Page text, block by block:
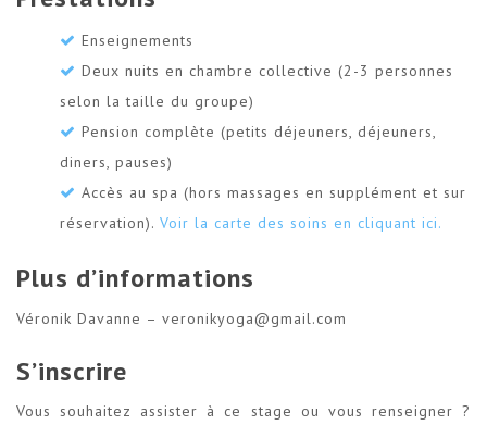
Enseignements
Deux nuits en chambre collective (2-3 personnes
selon la taille du groupe)
Pension complète (petits déjeuners, déjeuners,
diners, pauses)
Accès au spa (hors massages en supplément et sur
réservation). Voir la carte des soins en cliquant ici.
Plus d’informations
Véronik Davanne – veronikyoga@gmail.com
S’inscrire
Vous souhaitez assister à ce stage ou vous renseigner ?